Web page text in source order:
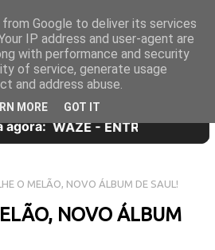
O MELÃO, NOVO ÁLBUM DE SAUL!
NOVO ÁLBUM
Google to deliver its services
IP address and user-agent are
with performance and security
of service, generate usage
and address abuse.
MORE GOT IT